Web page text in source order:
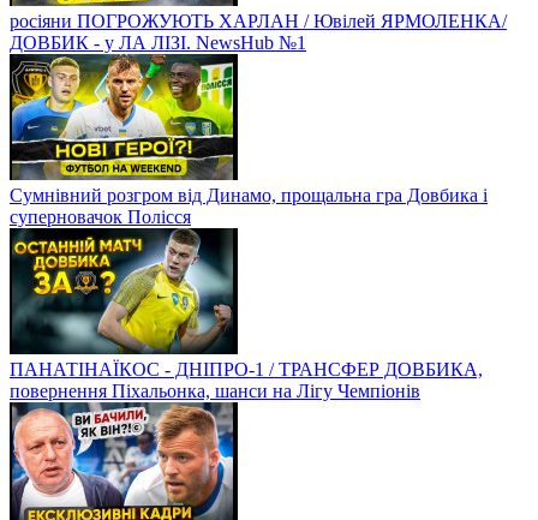
росіяни ПОГРОЖУЮТЬ ХАРЛАН / Ювілей ЯРМОЛЕНКА/
ДОВБИК - у ЛА ЛІЗІ. NewsHub №1
Сумнівний розгром від Динамо, прощальна гра Довбика і
суперновачок Полісся
ПАНАТІНАЇКОС - ДНІПРО-1 / ТРАНСФЕР ДОВБИКА,
повернення Піхальонка, шанси на Лігу Чемпіонів